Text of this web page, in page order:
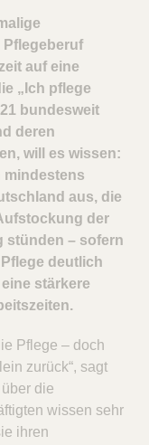
Pflegeberuf
auf eine
„Ich pflege
bundesweit
deren
will es wissen:
mindestens
aus, die
der
stünden – sofern
deutlich
stärkere
Pflege – doch
zurück“, sagt
die
wissen sehr
ihren